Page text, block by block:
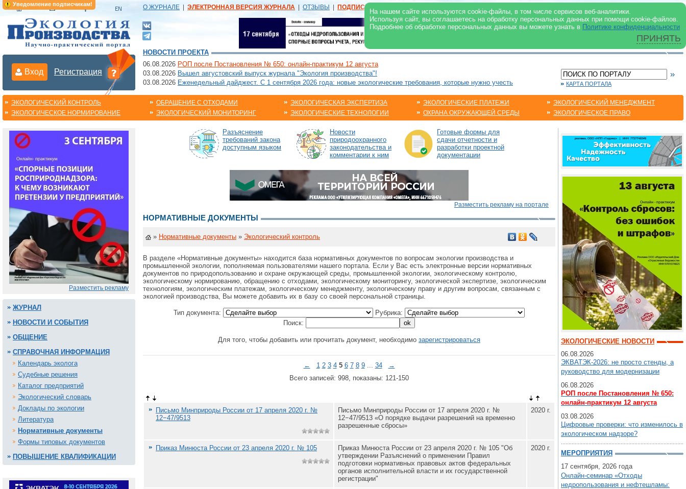
Уведомление подписчикам!
На нашем сайте используются cookie-файлы, в том числе сервисов веб-аналитики.
Используя сайт, вы соглашаетесь на обработку персональных данных при помощи cookie-файлов.
Подробнее об обработке персональных данных вы можете узнать в Политике конфиденциальности
ПРИНЯТЬ
О ЖУРНАЛЕ ЭЛЕКТРОННАЯ ВЕРСИЯ ЖУРНАЛА ОТЗЫВЫ ПОДПИСКА | В ЖУРНАЛЕ В ИНТЕРНЕТ
Вход Регистрация
НОВОСТИ ПРОЕКТА
06.08.2026 РОП после Постановления № 650: онлайн-практикум 12 августа
03.08.2026 Вышел августовский выпуск журнала "Экология производства"!
03.08.2026 Еженедельный дайджест. С 1 сентября 2026 года: новые экологические требования, которые нужно учесть КАРТА ПОРТАЛА
ЭКОЛОГИЧЕСКИЙ КОНТРОЛЬ
ЭКОЛОГИЧЕСКОЕ НОРМИРОВАНИЕ
ОБРАЩЕНИЕ С ОТХОДАМИ
ЭКОЛОГИЧЕСКИЙ МОНИТОРИНГ
ЭКОЛОГИЧЕСКАЯ ЭКСПЕРТИЗА
ЭКОЛОГИЧЕСКИЕ ТЕХНОЛОГИИ
ЭКОЛОГИЧЕСКИЕ ПЛАТЕЖИ
ОХРАНА ОКРУЖАЮЩЕЙ СРЕДЫ
ЭКОЛОГИЧЕСКИЙ МЕНЕДЖМЕНТ
ЭКОЛОГИЧЕСКОЕ ПРАВО
Разместить рекламу
ЖУРНАЛ
НОВОСТИ И СОБЫТИЯ
ОБЩЕНИЕ
СПРАВОЧНАЯ ИНФОРМАЦИЯ
Календарь эколога
Судебные решения
Каталог предприятий
Экологический словарь
Доклады по экологии
Литература
Нормативные документы
Формы типовых документов
ПОВЫШЕНИЕ КВАЛИФИКАЦИИ
Разъяснение
требований закона
доступным языком
Новости
природоохранного
законодательства и
комментарии к ним
Готовые формы для
сдачи отчетности и
разработки проектной
документации
Разместить рекламу на портале
НОРМАТИВНЫЕ ДОКУМЕНТЫ
» Нормативные документы » Экологический контроль
В разделе «Нормативные документы» находится база нормативных документов по вопросам экологии производства и
промышленной экологии, пополняемая пользователями нашего портала. Если у Вас есть электронные версии нормативных
документов по природопользованию и охране окружающей среды, промышленной экологии, экологическому контролю,
экологическому нормированию, обращению с отходами, экологическому мониторингу, экологической экспертизе, экологическим
технологиям, экологическим платежам, экологическому менеджменту, экологическому праву и другим вопросам, связанным с
экологией производства, Вы можете добавить их в базу со своей персональной страницы.
Тип документа:
Рубрика:
Поиск:
Для того, чтобы добавить или прочитать документ, необходимо зарегистрироваться
← 1 2 3 4 5 6 7 8 9... 34
→
Всего записей: 998, показаны: 121-150
Письмо Минприроды России от 17 апреля 2020 г. №
12−47/9513
Письмо Минприроды России от 17 апреля 2020 г. №
12−47/9513 «О порядке выдачи разрешений на временно
разрешенные сбросы»
2020 г.
Приказ Минюста России от 23 апреля 2020 г. № 105
Приказ Минюста России от 23 апреля 2020 г. № 105 "Об
утверждении Разъяснений о применении Правил
подготовки нормативных правовых актов федеральных
органов исполнительной власти и их государственной
регистрации"
2020 г.
ЭКОЛОГИЧЕСКИЕ НОВОСТИ
06.08.2026
ЭКВАТЭК-2026: не просто стенды, а
руководство для модернизации
06.08.2026
РОП после Постановления № 650:
онлайн-практикум 12 августа
03.08.2026
Цифровые проверки: что изменилось в
экологическом надзоре?
МЕРОПРИЯТИЯ
17 сентября, 2026 года
Онлайн-семинар «Отходы
недропользования и нефтешламы: